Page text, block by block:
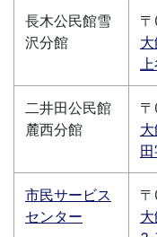
長木公民館雪
沢分館
二井田公民館
麓西分館
市民サービス
センター